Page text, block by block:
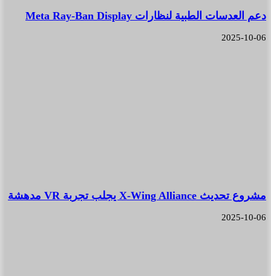
دعم العدسات الطبية لنظارات Meta Ray-Ban Display
2025-10-06
مشروع تحديث X-Wing Alliance يجلب تجربة VR مدهشة
2025-10-06